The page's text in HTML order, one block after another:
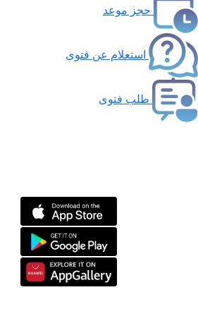
حجز موعد
استعلام عن فتوى
طلب فتوى